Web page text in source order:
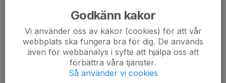
Godkänn kakor
Vi använder oss av kakor (cookies) för att vår
webbplats ska fungera bra för dig. De används
även för webbanalys i syfte att hjälpa oss att
förbättra våra tjänster.
Så använder vi cookies